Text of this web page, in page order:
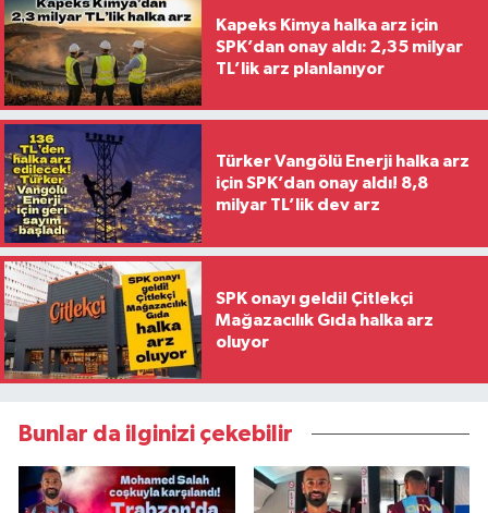
Kapeks Kimya halka arz için
SPK’dan onay aldı: 2,35 milyar
TL’lik arz planlanıyor
Türker Vangölü Enerji halka arz
için SPK’dan onay aldı! 8,8
milyar TL’lik dev arz
SPK onayı geldi! Çitlekçi
Mağazacılık Gıda halka arz
oluyor
Bunlar da ilginizi çekebilir